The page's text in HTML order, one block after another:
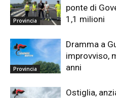
Provincia
ponte di
1,1 milioni
Provincia
Dramma a
improvviso,
anni
Ostiglia,